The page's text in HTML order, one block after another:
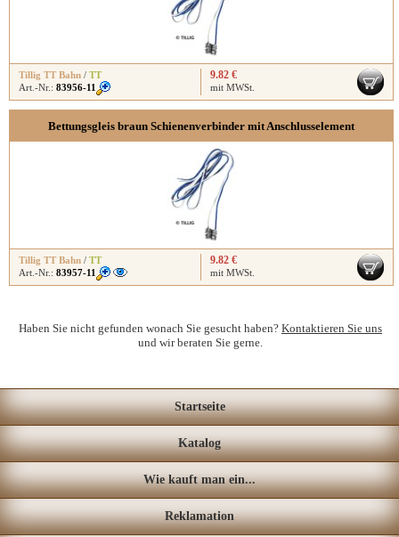
Tillig TT Bahn / TT
Art.-Nr.: 83956-11
9.82 €
mit MWSt.
Bettungsgleis braun Schienenverbinder mit Anschlusselement
Tillig TT Bahn / TT
Art.-Nr.: 83957-11
9.82 €
mit MWSt.
Haben Sie nicht gefunden wonach Sie gesucht haben?Kontaktieren Sie uns
und wir beraten Sie gerne.
Startseite
Katalog
Wie kauft man ein...
Reklamation